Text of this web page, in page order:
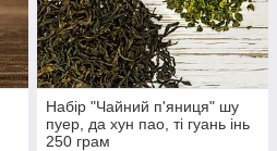
Набір "Чайний п'яниця" шу
пуер, да хун пао, ті гуань інь
250 грам